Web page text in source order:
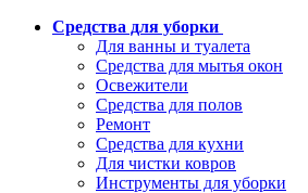
Средства для уборки
Для ванны и туалета
Средства для мытья окон
Освежители
Средства для полов
Ремонт
Средства для кухни
Для чистки ковров
Инструменты для уборки